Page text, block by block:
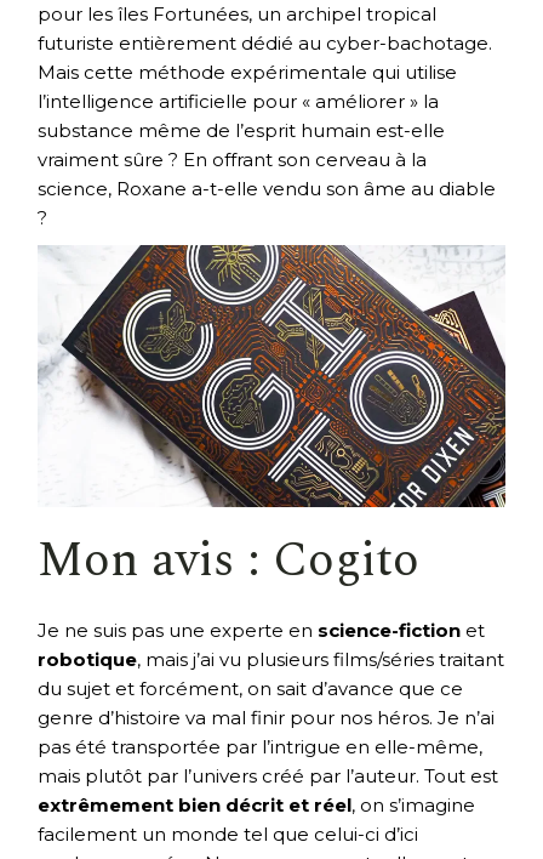
pour les îles Fortunées, un archipel tropical
futuriste entièrement dédié au cyber-bachotage.
Mais cette méthode expérimentale qui utilise
l’intelligence artificielle pour « améliorer » la
substance même de l’esprit humain est-elle
vraiment sûre ? En offrant son cerveau à la
science, Roxane a-t-elle vendu son âme au diable
?
Mon avis : Cogito
Je ne suis pas une experte en science-fiction et
robotique, mais j’ai vu plusieurs films/séries traitant
du sujet et forcément, on sait d’avance que ce
genre d’histoire va mal finir pour nos héros. Je n’ai
pas été transportée par l’intrigue en elle-même,
mais plutôt par l’univers créé par l’auteur. Tout est
extrêmement bien décrit et réel, on s’imagine
facilement un monde tel que celui-ci d’ici